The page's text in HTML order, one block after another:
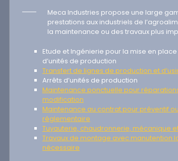
Meca Industries propose une large
prestations aux industriels de
la maintenance ou des travaux plus
Etude et Ingénierie pour la mise en place
d’unités de production
Transfert de lignes de production et
Arrêts d’unités de production
Maintenance ponctuelle pour
modification
Maintenance au contrat pour préventif ou
réglementaire
Tuyauterie, chaudronnerie, mécanique
Travaux de montage avec manutention
nécessaire